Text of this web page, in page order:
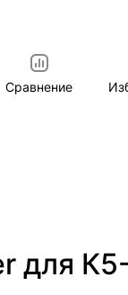
Сравнение
для